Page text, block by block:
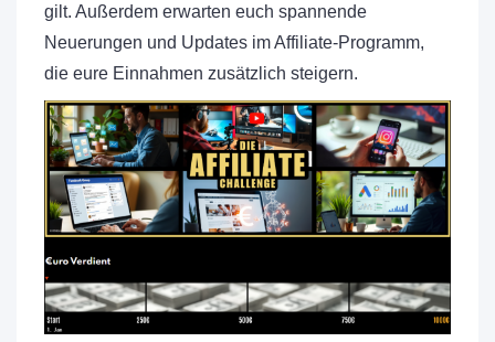
gilt. Außerdem erwarten euch spannende
Neuerungen und Updates im Affiliate-Programm,
die eure Einnahmen zusätzlich steigern.